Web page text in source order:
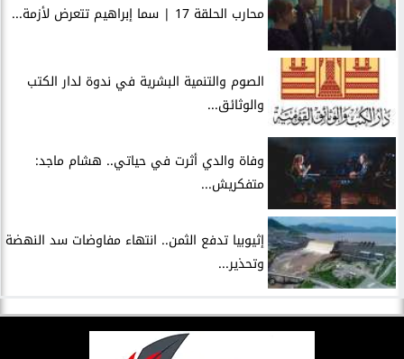
محارب الحلقة 17 | سما إبراهيم تتعرض لأزمة...
الصوم والتنمية البشرية في ندوة لدار الكتب
والوثائق...
وفاة والدي أثرت في حياتي.. هشام ماجد:
متفكريش...
إثيوبيا تدفع الثمن.. انتهاء مفاوضات سد النهضة
وتحذير...